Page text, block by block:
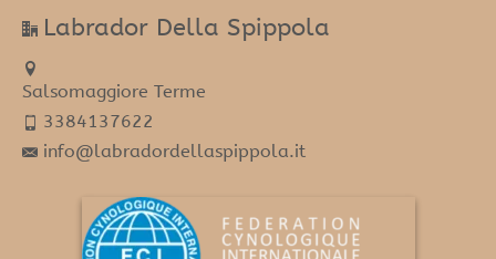
Labrador Della Spippola
Salsomaggiore Terme
3384137622
info@labradordellaspippola.it